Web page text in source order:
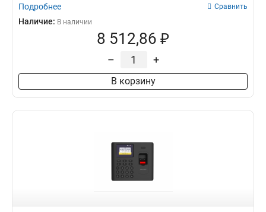
Подробнее Сравнить
Наличие: В наличии
8 512,86 ₽
– +
В корзину